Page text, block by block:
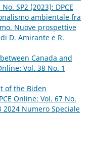
SP2 (2023): DPCE
ambientale fra
Nuove prospettive
D. Amirante e R.
Canada and
Vol. 38 No. 1
of the Biden
Online: Vol. 67 No.
2024 Numero Speciale